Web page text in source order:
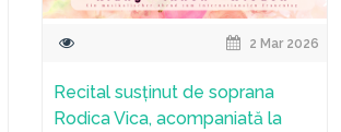
2 Mar 2026
Recital susținut de soprana
Rodica Vica, acompaniată la